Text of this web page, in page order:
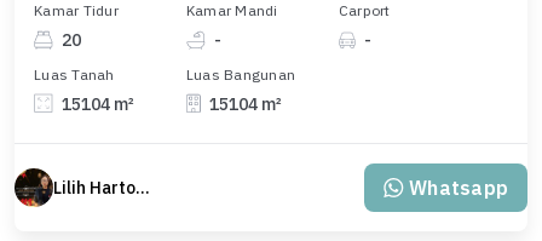
Kamar Tidur
20
Kamar Mandi
-
Carport
-
Luas Tanah
15104 m²
Luas Bangunan
15104 m²
Lilih Hartono Whatsapp